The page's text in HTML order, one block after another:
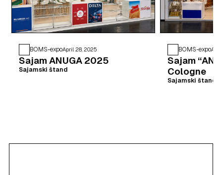
BOMS-expoApril 28, 2025
Sajam ANUGA 2025
Sajamski štand
BOMS-expo
Sajam
Cologne
Sajamski štand